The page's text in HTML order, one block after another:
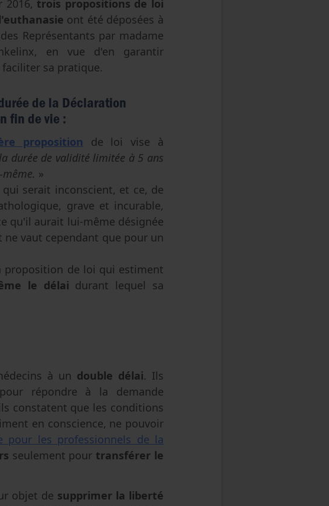
2016, trois propositions de loi
ont été déposées à
Représentants par madame
en vue d'en garantir
faciliter sa pratique.
de la Déclaration
fin de vie :
proposition de loi vise à
durée de validité limitée à 5 ans
»
serait inconscient, et ce, de
grave et incurable,
qu'il aurait lui-même désignée
ne vaut cependant que pour un
proposition de loi qui estiment
le délai durant lequel sa
à un double délai. Ils
répondre à la demande
constatent que les conditions
en conscience, ne pouvoir
pour les professionnels de la
seulement pour transférer le
objet de supprimer la liberté